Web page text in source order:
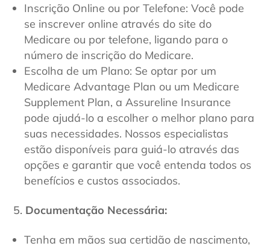
Inscrição Online ou por Telefone: Você pode
se inscrever online através do site do
Medicare ou por telefone, ligando para o
número de inscrição do Medicare.
Escolha de um Plano: Se optar por um
Medicare Advantage Plan ou um Medicare
Supplement Plan, a Assureline Insurance
pode ajudá-lo a escolher o melhor plano para
suas necessidades. Nossos especialistas
estão disponíveis para guiá-lo através das
opções e garantir que você entenda todos os
benefícios e custos associados.
Documentação Necessária:
Tenha em mãos sua certidão de nascimento,